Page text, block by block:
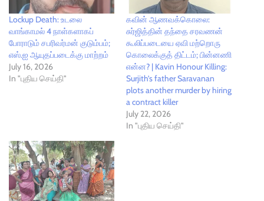
Lockup Death: உடலை
வாங்காமல் 4 நாள்களாகப்
போராடும் சபரிவர்மன் குடும்பம்;
எஸ்.ஐ ஆயுதப்படைக்கு மாற்றம்
July 16, 2026
In "புதிய செய்தி"
கவின் ஆணவக்கொலை:
சுர்ஜித்தின் தந்தை சரவணன்
கூலிப்படையை ஏவி மற்றொரு
கொலைக்குத் திட்டம்; பின்னணி
என்ன? | Kavin Honour Killing:
Surjith’s father Saravanan
plots another murder by hiring
a contract killer
July 22, 2026
In "புதிய செய்தி"